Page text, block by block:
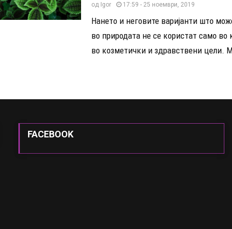
од Igor 17:59 - 25 ноември, 2019
Нането и неговите варијанти што
во природата не се користат само во
во козметички и здравствени цели.
FACEBOOK